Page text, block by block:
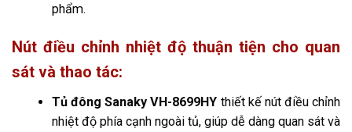
phẩm.
Nút điều chỉnh nhiệt độ thuận tiện cho quan
sát và thao tác:
Tủ đông Sanaky VH-8699HY thiết kế nút điều chỉnh
nhiệt độ phía cạnh ngoài tủ, giúp dễ dàng quan sát và